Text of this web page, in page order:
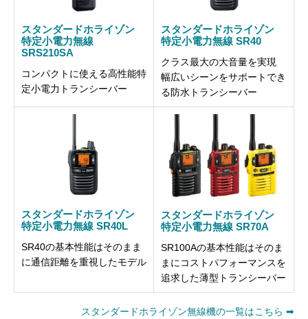
スタンダードホライゾン
特定小電力無線
SRS210SA
コンパクトに使える高性能特
定小電力トランシーバー
スタンダードホライゾン
特定小電力無線 SR40
クラス最大の大音量を実現
幅広いシーンをサポートでき
る防水トランシーバー
スタンダードホライゾン
特定小電力無線 SR40L
SR40の基本性能はそのまま
に通信距離を重視したモデル
スタンダードホライゾン
特定小電力無線 SR70A
SR100Aの基本性能はそのま
まにコストパフォーマンスを
追求した薄型トランシーバー
スタンダードホライゾン無線機の一覧はこちら ➡